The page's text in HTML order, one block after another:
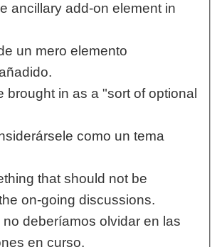
ancillary add-on element in
un mero elemento
brought in as a "sort of optional
como un tema
that should not be
on-going discussions.
deberíamos olvidar en las
en curso.